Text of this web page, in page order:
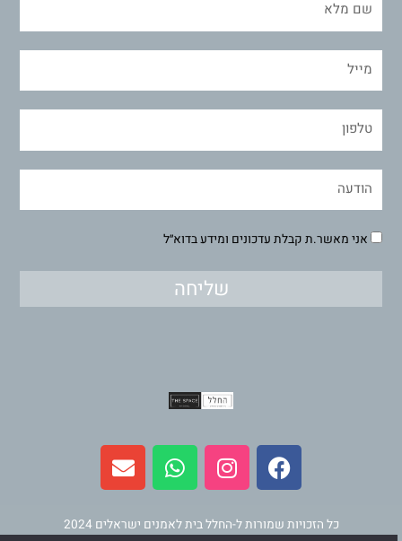
אני מאשר.ת קבלת עדכונים ומידע בדוא״ל
שליחה
F
a
c
b
I
n
s
a
W
h
a
s
E
n
v
l
כל הזכויות שמורות ל-החלל בית לאמנים ישראלים 2024